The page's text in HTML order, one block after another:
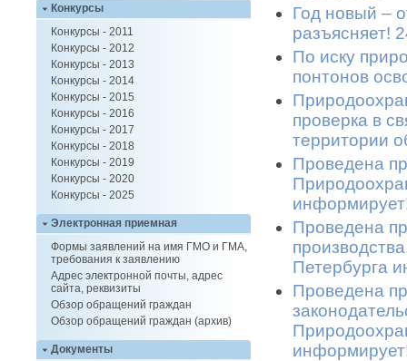
Конкурсы
Конкурсы - 2011
Конкурсы - 2012
Конкурсы - 2013
Конкурсы - 2014
Конкурсы - 2015
Конкурсы - 2016
Конкурсы - 2017
Конкурсы - 2018
Конкурсы - 2019
Конкурсы - 2020
Конкурсы - 2025
Электронная приемная
Формы заявлений на имя ГМО и ГМА,
требования к заявлению
Адрес электронной почты, адрес
сайта, реквизиты
Обзор обращений граждан
Обзор обращений граждан (архив)
Документы
Год новый –
разъясняет!
По иску
понтонов
проверка в
территории
Проведена
Проведена
Петербурга
Проведена